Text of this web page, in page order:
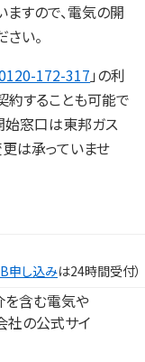
すので、電気の開
い。
172-317 」の利
約することも可能で
始窓口は東邦ガス
は承っていませ
申し込みは24時間受付）
含む電気や
社の公式サイ